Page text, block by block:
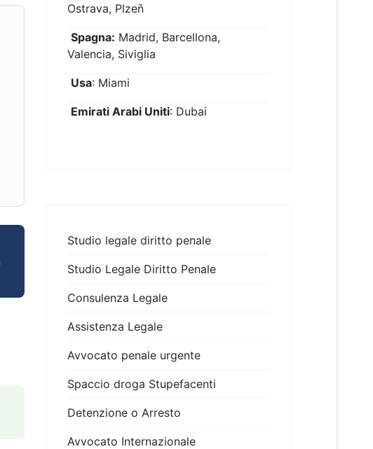
Ostrava, Plzeň
Spagna: Madrid, Barcellona,
Valencia, Siviglia
Usa: Miami
Emirati Arabi Uniti: Dubai
Studio legale diritto penale
Studio Legale Diritto Penale
Consulenza Legale
Assistenza Legale
Avvocato penale urgente
Spaccio droga Stupefacenti
Detenzione o Arresto
Avvocato Internazionale